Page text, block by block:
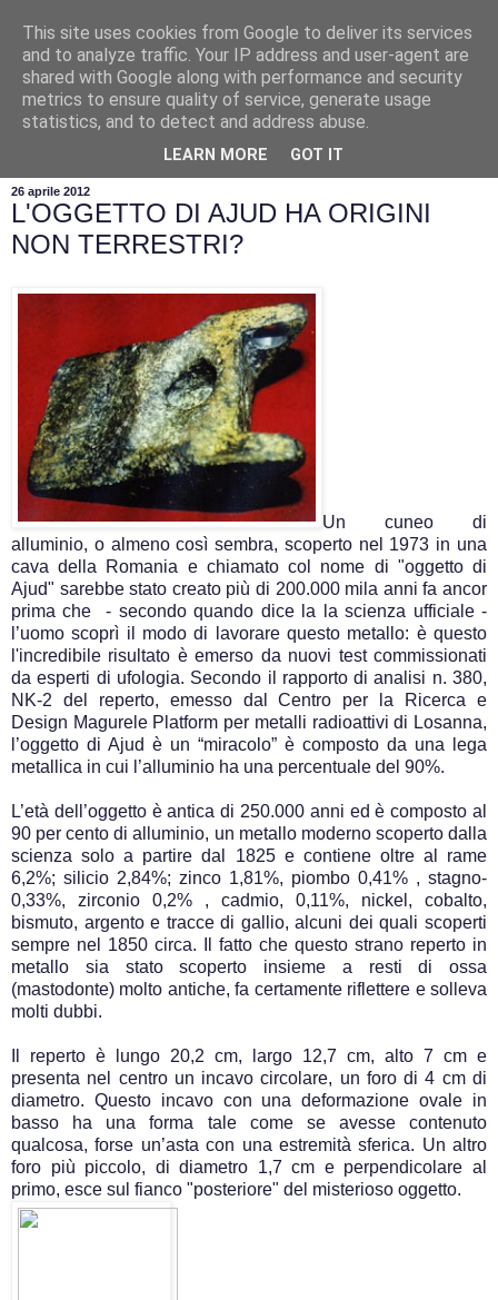
26 aprile 2012
L'OGGETTO DI AJUD HA ORIGINI
NON TERRESTRI?
Un cuneo di
alluminio, o almeno così sembra, scoperto nel 1973 in una
cava della Romania e chiamato col nome di "oggetto di
Ajud" sarebbe stato creato più di 200.000 mila anni fa ancor
prima che - secondo quando dice la la scienza ufficiale -
l’uomo scoprì il modo di lavorare questo metallo: è questo
l'incredibile risultato è emerso da nuovi test commissionati
da esperti di ufologia. Secondo il rapporto di analisi n. 380,
NK-2 del reperto, emesso dal Centro per la Ricerca e
Design Magurele Platform per metalli radioattivi di Losanna,
l’oggetto di Ajud è un “miracolo” è composto da una lega
metallica in cui l’alluminio ha una percentuale del 90%.
L’età dell’oggetto è antica di 250.000 anni ed è composto al
90 per cento di alluminio, un metallo moderno scoperto dalla
scienza solo a partire dal 1825 e contiene oltre al rame
6,2%; silicio 2,84%; zinco 1,81%, piombo 0,41% , stagno-
0,33%, zirconio 0,2% , cadmio, 0,11%, nickel, cobalto,
bismuto, argento e tracce di gallio, alcuni dei quali scoperti
sempre nel 1850 circa. Il fatto che questo strano reperto in
metallo sia stato scoperto insieme a resti di ossa
(mastodonte) molto antiche, fa certamente riflettere e solleva
molti dubbi.
Il reperto è lungo 20,2 cm, largo 12,7 cm, alto 7 cm e
presenta nel centro un incavo circolare, un foro di 4 cm di
diametro. Questo incavo con una deformazione ovale in
basso ha una forma tale come se avesse contenuto
qualcosa, forse un’asta con una estremità sferica. Un altro
foro più piccolo, di diametro 1,7 cm e perpendicolare al
primo, esce sul fianco "posteriore" del misterioso oggetto.
This site uses cookies from Google to deliver its services
and to analyze traffic. Your IP address and user-agent are
shared with Google along with performance and security
metrics to ensure quality of service, generate usage
statistics, and to detect and address abuse.
LEARN MORE GOT IT